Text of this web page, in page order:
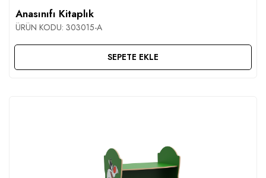
Anasınıfı Kitaplık
ÜRÜN KODU: 303015-A
SEPETE EKLE